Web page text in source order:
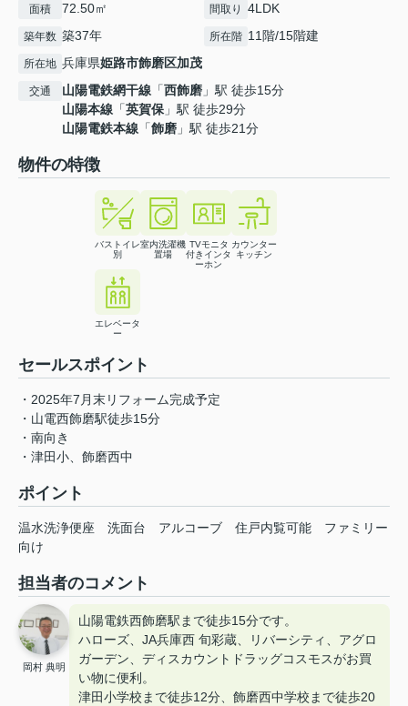
面積 72.50㎡ 間取り 4LDK
築年数 築37年 所在階 11階/15階建
所在地 兵庫県姫路市飾磨区加茂
交通 山陽電鉄網干線 「西飾磨 」駅 徒歩15分
山陽本線 「英賀保」駅 徒歩29分
山陽電鉄本線 「飾磨 」駅 徒歩21分
物件の特徴
バストイレ
別
室内洗濯機
置場
TVモニタ
付きインタ
ーホン
カウンター
キッチン
エレベータ
ー
セールスポイント
・2025年7月末リフォーム完成予定
・山電西飾磨駅徒歩15分
・南向き
・津田小、飾磨西中
ポイント
温水洗浄便座 洗面台 アルコーブ 住戸内覧可能
ファミリー
向け
担当者のコメント
岡村 典明
山陽電鉄西飾磨駅まで徒歩15分です。
ハローズ、JA兵庫西 旬彩蔵、リバーシティ、アグロ
ガーデン、ディスカウントドラッグコスモスがお買
い物に便利。
津田小学校まで徒歩12分、飾磨西中学校まで徒歩20